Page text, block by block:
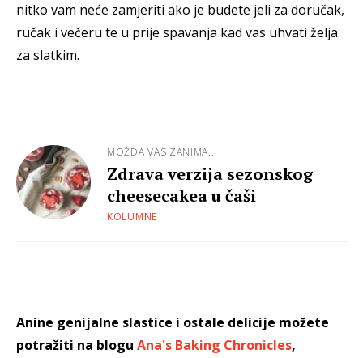
nitko vam neće zamjeriti ako je budete jeli za doručak,
ručak i večeru te u prije spavanja kad vas uhvati želja
za slatkim.
MOŽDA VAS ZANIMA...
Zdrava verzija sezonskog
cheesecakea u čaši
KOLUMNE
Anine genijalne slastice i ostale delicije možete
potražiti na blogu Ana's Baking Chronicles,